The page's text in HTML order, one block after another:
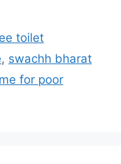
toilet
, swachh bharat
for poor